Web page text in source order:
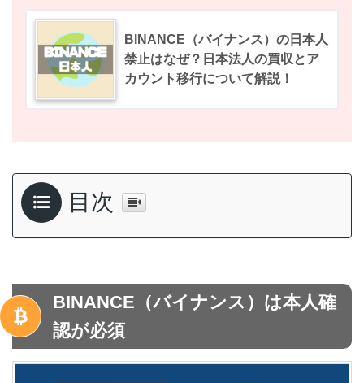
BINANCE（バイナンス）の日本人
禁止はなぜ？日本法人の買収とア
カウント移行について解説！
目次
BINANCE（バイナンス）は本人確
認が必須